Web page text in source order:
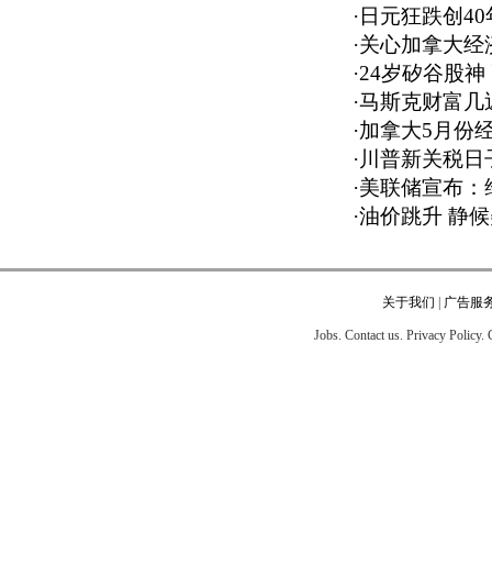
· 日元狂跌创
·关心加拿大经
·24岁矽谷股
·马斯克财富几
·加拿大5月份
·川普新关税
·美联储宣布：
·油价跳升 静
关于我们 广告服
Jobs. Contact us. Privacy